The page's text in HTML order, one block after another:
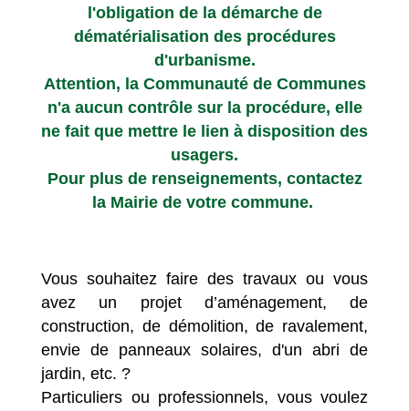
l'obligation de la démarche de
dématérialisation des procédures
d'urbanisme.
Attention, la Communauté de Communes
n'a aucun contrôle sur la procédure, elle
ne fait que mettre le lien à disposition des
usagers.
Pour plus de renseignements, contactez
la Mairie de votre commune.
Vous souhaitez faire des travaux ou vous
avez un projet d’aménagement, de
construction, de démolition, de ravalement,
envie de panneaux solaires, d'un abri de
jardin, etc. ?
Particuliers ou professionnels, vous voulez